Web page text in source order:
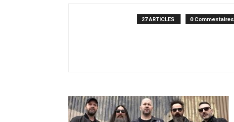
27 ARTICLES 0 Commentaires